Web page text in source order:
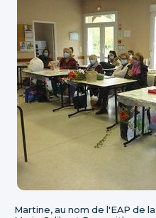
Martine, au nom de l'EAP de